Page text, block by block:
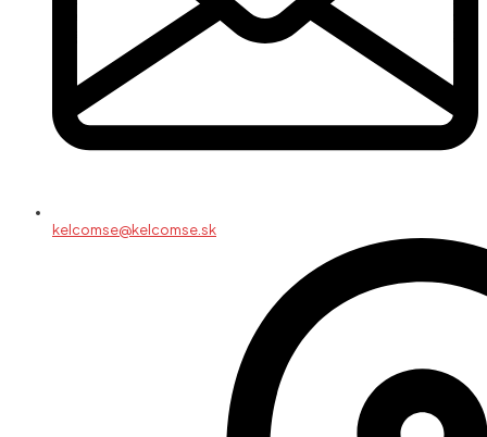
kelcomse@kelcomse.sk